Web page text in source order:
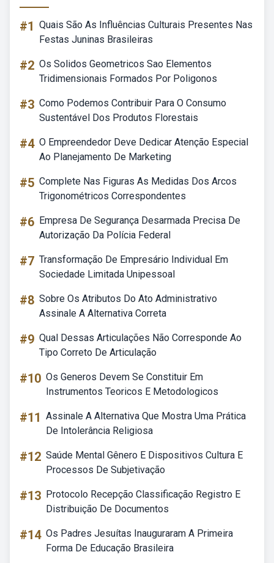
#1 Quais São As Influências Culturais Presentes Nas
Festas Juninas Brasileiras
#2 Os Solidos Geometricos Sao Elementos
Tridimensionais Formados Por Poligonos
#3 Como Podemos Contribuir Para O Consumo
Sustentável Dos Produtos Florestais
#4 O Empreendedor Deve Dedicar Atenção Especial
Ao Planejamento De Marketing
#5 Complete Nas Figuras As Medidas Dos Arcos
Trigonométricos Correspondentes
#6 Empresa De Segurança Desarmada Precisa De
Autorização Da Polícia Federal
#7 Transformação De Empresário Individual Em
Sociedade Limitada Unipessoal
#8 Sobre Os Atributos Do Ato Administrativo
Assinale A Alternativa Correta
#9 Qual Dessas Articulações Não Corresponde Ao
Tipo Correto De Articulação
#10 Os Generos Devem Se Constituir Em
Instrumentos Teoricos E Metodologicos
#11 Assinale A Alternativa Que Mostra Uma Prática
De Intolerância Religiosa
#12 Saúde Mental Gênero E Dispositivos Cultura E
Processos De Subjetivação
#13 Protocolo Recepção Classificação Registro E
Distribuição De Documentos
#14 Os Padres Jesuítas Inauguraram A Primeira
Forma De Educação Brasileira